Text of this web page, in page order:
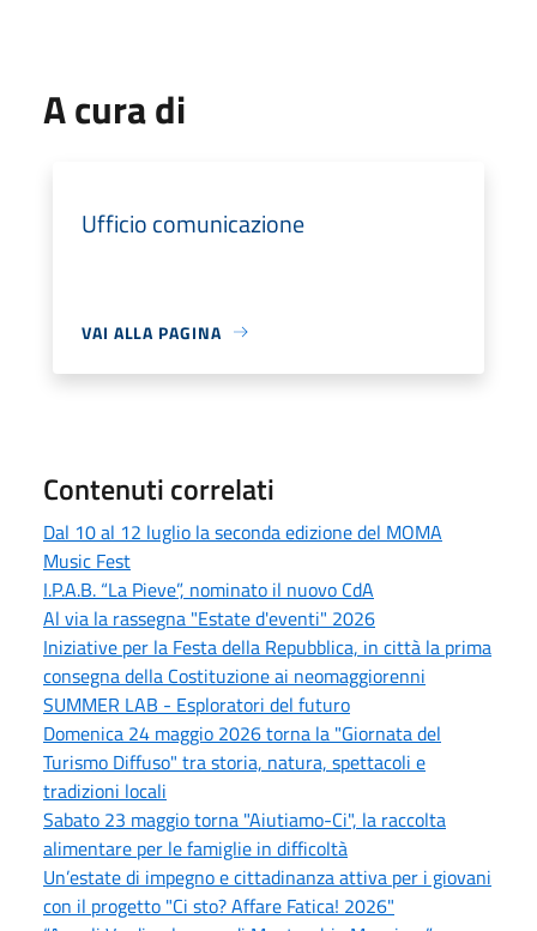
A cura di
Ufficio comunicazione
VAI ALLA PAGINA
Contenuti correlati
Dal 10 al 12 luglio la seconda edizione del MOMA
Music Fest
I.P.A.B. “La Pieve”, nominato il nuovo CdA
Al via la rassegna "Estate d'eventi" 2026
Iniziative per la Festa della Repubblica, in città la prima
consegna della Costituzione ai neomaggiorenni
SUMMER LAB - Esploratori del futuro
Domenica 24 maggio 2026 torna la "Giornata del
Turismo Diffuso" tra storia, natura, spettacoli e
tradizioni locali
Sabato 23 maggio torna "Aiutiamo-Ci", la raccolta
alimentare per le famiglie in difficoltà
Un’estate di impegno e cittadinanza attiva per i giovani
con il progetto "Ci sto? Affare Fatica! 2026"